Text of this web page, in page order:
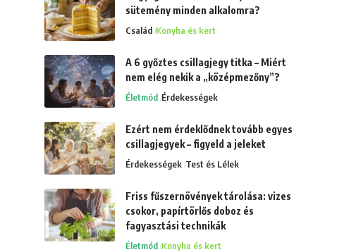
sütemény minden alkalomra?
Család Konyha és kert
A 6 győztes csillagjegy titka – Miért
nem elég nekik a „középmezőny”?
Életmód Érdekességek
Ezért nem érdeklődnek tovább egyes
csillagjegyek – figyeld a jeleket
Érdekességek Test és Lélek
Friss fűszernövények tárolása: vizes
csokor, papírtörlős doboz és
fagyasztási technikák
Életmód Konyha és kert